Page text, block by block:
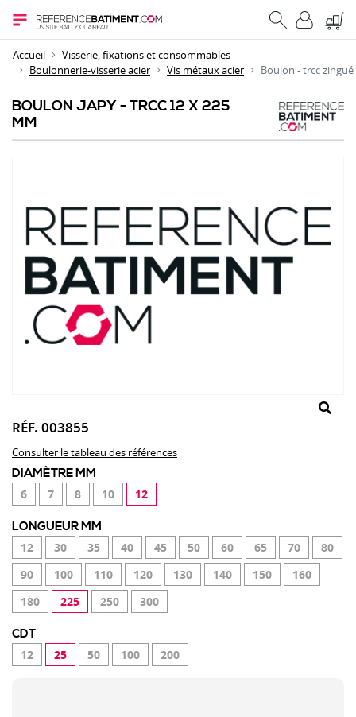
Accueil
Visserie, fixations et consommables
Boulonnerie-visserie acier
Vis métaux acier Boulon - trcc zingué
BOULON JAPY - TRCC 12 X 225
MM
RÉF. 003855
Consulter le tableau des références
DIAMÈTRE MM
6
7 8 10 12
LONGUEUR MM
12
30 35 40 45 50 60 65 70
80
90
100 110 120 130 140 150
160
180
225 250 300
CDT
12
25 50 100 200